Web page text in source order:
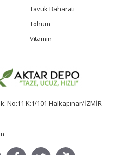
Tavuk Baharatı
Tohum
Vitamin
No:11 K:1/101 Halkapınar/İZMİR